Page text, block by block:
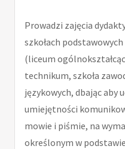
Prowadzi zajęcia
szkołach
(liceum
technikum, szkoła
językowych, dbając aby
umiejętności
mowie i piśmie, na
określonym w